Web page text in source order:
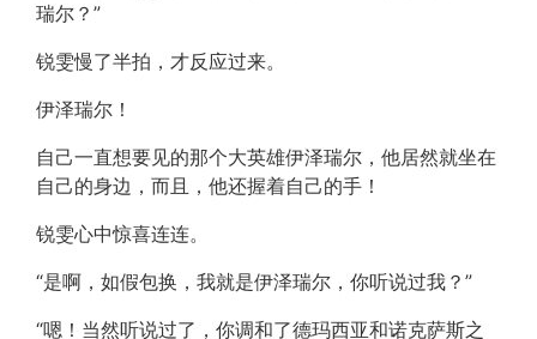
瑞尔？”
锐雯慢了半拍，才反应过来。
伊泽瑞尔！
自己一直想要见的那个大英雄伊泽瑞尔，他居然就坐在
自己的身边，而且，他还握着自己的手！
锐雯心中惊喜连连。
“是啊，如假包换，我就是伊泽瑞尔，你听说过我？”
“嗯！当然听说过了，你调和了德玛西亚和诺克萨斯之